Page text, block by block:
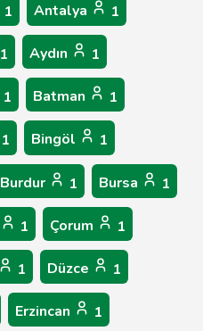
1 Antalya 1
1 Aydın 1
1 Batman 1
1 Bingöl 1
Burdur 1 Bursa 1
1 Çorum 1
1 Düzce 1
Erzincan 1